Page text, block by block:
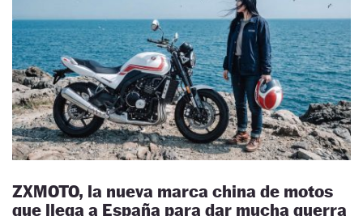
ZXMOTO, la nueva marca china de motos
que llega a España para dar mucha guerra